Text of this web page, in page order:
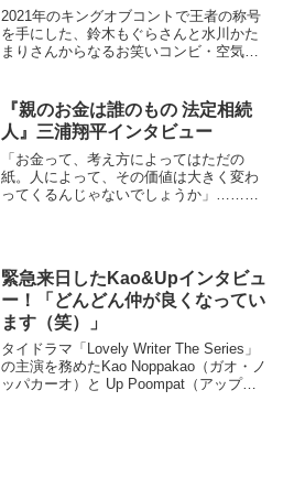
2021年のキングオブコントで王者の称号
を手にした、鈴木もぐらさんと水川かた
まりさんからなるお笑いコンビ・空気階
演「fart」のチケットは即完売。この
「fart」最終...
『親のお金は誰のもの 法定相続
人』三浦翔平インタビュー
「お金って、考え方によってはただの
紙。人によって、その価値は大きく変わ
ってくるんじゃないでしょうか」……映
緊急来日したKao&Upインタビュ
ー！「どんどん仲が良くなってい
ます（笑）」
タイドラマ「Lovely Writer The Series」
の主演を務めたKao Noppakao（ガオ・ノ
ッパカーオ）と Up Poompat（アップ・